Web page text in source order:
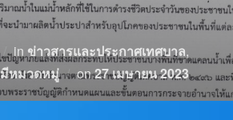
in ข่าวสารและประกาศเทศบาล,
หมวดหมู่ on27 เมษายน 2023